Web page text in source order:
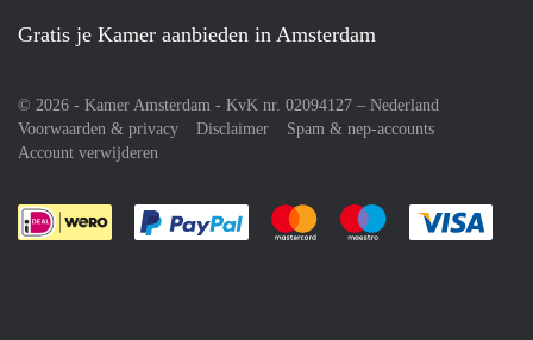
Gratis je Kamer aanbieden in Amsterdam
© 2026 - Kamer Amsterdam - KvK nr. 02094127 – Nederland
Voorwaarden & privacy
Disclaimer
Spam & nep-accounts
Account verwijderen
Je rekent gemakkelijk af met Paypal
Je rekent gemakkelijk af met
Je rekent